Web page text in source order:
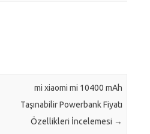
mi xiaomi mi 10400 mAh
Taşınabilir Powerbank Fiyatı
Özellikleri İncelemesi →